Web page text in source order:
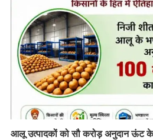
आलू उत्पादकों को सौ करोड़ अनुदान ऊंट के